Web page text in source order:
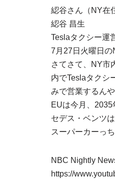
綛谷さん（NY在
綛谷 昌生
Teslaタクシー運
7月27日火曜日の
さてさて、NY市
内でTeslaタクシ
みで営業するん
EUは今月、
セデス・ベンツ
スーパーカーっ
NBC Nightly
https://